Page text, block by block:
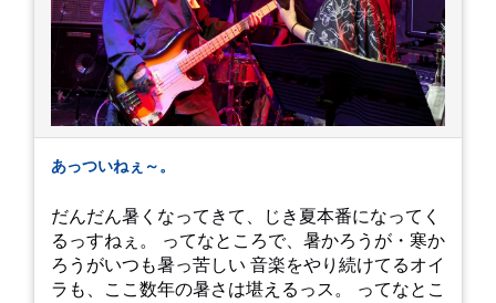
あっついねぇ～。
だんだん暑くなってきて、じき夏本番になってく
るっすねぇ。 ってなところで、暑かろうが・寒か
ろうがいつも暑っ苦しい 音楽をやり続けてるオイ
ラも、ここ数年の暑さは堪えるっス。 ってなとこ